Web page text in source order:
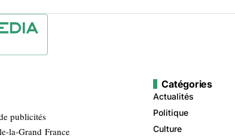
publicités
la-Grand France
Catégories
Actualités
Politique
Culture